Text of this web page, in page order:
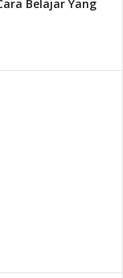
Belajar Yang